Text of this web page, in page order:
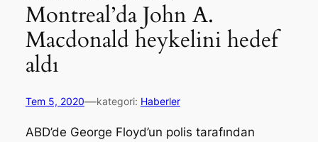
Montreal’da John A.
Macdonald heykelini hedef
aldı
Tem 5, 2020—kategori: Haberler
ABD’de George Floyd’un polis tarafından